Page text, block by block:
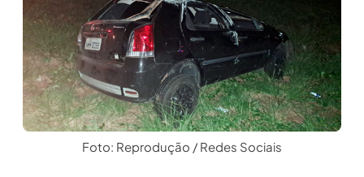
Foto: Reprodução / Redes Sociais